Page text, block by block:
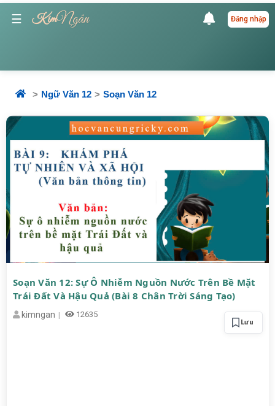
☰ KimNgân Đăng nhập
Ngữ Văn 12 Soạn Văn 12
Soạn Văn 12: Sự Ô Nhiễm Nguồn Nước Trên Bề Mặt
Trái Đất Và Hậu Quả (Bài 8 Chân Trời Sáng Tạo)
kimngan 12635
Lưu